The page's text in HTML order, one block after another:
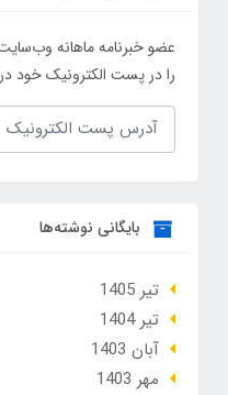
عضو خبرنامه ماهانه
را در پست الکترونیک خود
بایگانی نوشته‌ها
تير 1405
تير 1404
آبان 1403
مهر 1403